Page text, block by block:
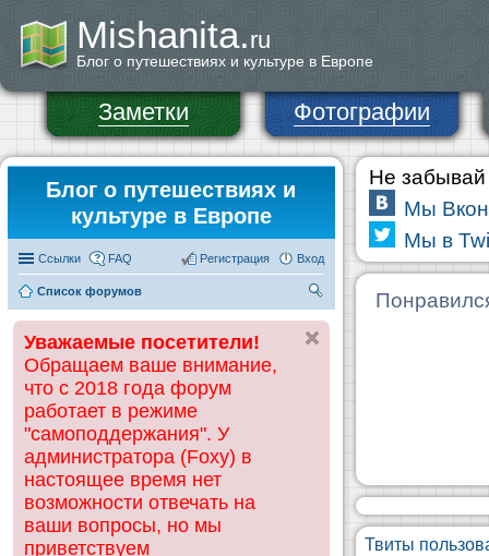
Mishanita.ru
Блог о путешествиях и культуре в Европе
Заметки Фотографии
Блог о путешествиях и
культуре в Европе
Ссылки FAQ Вход
Регистрация
Список форумов
ск
Уважаемые посетители!
Обращаем ваше внимание,
что с 2018 года форум
работает в режиме
"самоподдержания". У
администратора (Foxy) в
настоящее время нет
возможности отвечать на
ваши вопросы, но мы
приветствуем
Не забывай
Мы
Мы в
Твиты